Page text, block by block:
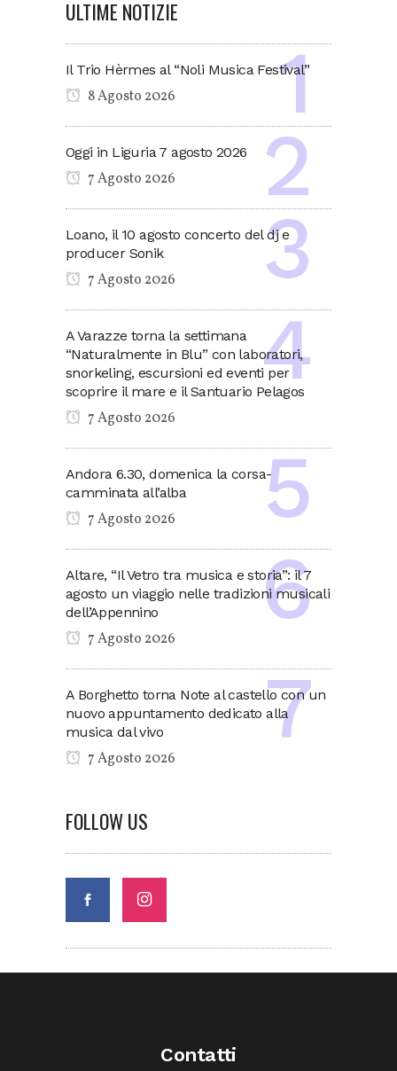
ULTIME NOTIZIE
Il Trio Hèrmes al “Noli Musica Festival”
8 Agosto 2026
Oggi in Liguria 7 agosto 2026
7 Agosto 2026
Loano, il 10 agosto concerto del dj e
producer Sonik
7 Agosto 2026
A Varazze torna la settimana
“Naturalmente in Blu” con laboratori,
snorkeling, escursioni ed eventi per
scoprire il mare e il Santuario Pelagos
7 Agosto 2026
Andora 6.30, domenica la corsa-
camminata all’alba
7 Agosto 2026
Altare, “Il Vetro tra musica e storia”: il 7
agosto un viaggio nelle tradizioni musicali
dell’Appennino
7 Agosto 2026
A Borghetto torna Note al castello con un
nuovo appuntamento dedicato alla
musica dal vivo
7 Agosto 2026
FOLLOW US
Contatti